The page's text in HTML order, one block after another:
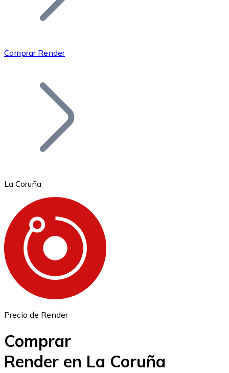
Bitcoin
Ethereum
ETH
Comprar Render
La Coruña
Precio de Render
Comprar
Render en La Coruña